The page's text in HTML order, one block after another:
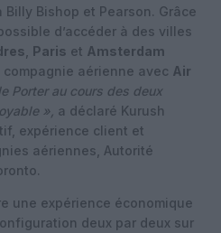
Bishop et Pearson. Grâce
d’accéder à des villes
Paris et Amsterdam
aérienne avec Air
Porter au cours des deux
», a déclaré Kurush
expérience client et
aériennes, Autorité
une expérience économique
deux par deux sur